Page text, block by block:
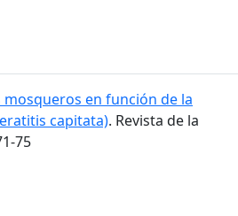
en función de la
capitata). Revista de la
75